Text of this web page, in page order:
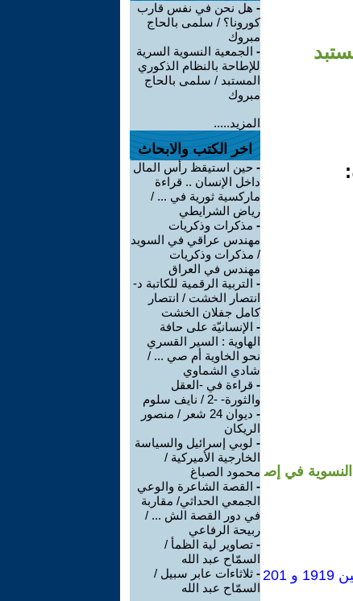
والاتحادات النسوية في إص
مئة عام من مركزية الجسد في الحراك النسوي المصري: تطور سؤال -الجسد- بين 1919 و 201
- هل نحن في نفس قارب
كورونا؟ / سلمى بالحاج
مبروك
- الجمعية النسوية السرية
للإطاحة بالنظام الذكوري
المستبد / سلمى بالحاج
مبروك
المزيد.....
اخر الكتب والابحاث
- حين استيقظ رأس المال
داخل الإنسان .. قراءة
ماركسية ثورية في ... /
رياض الشرايطي
- مذكرات وذكريات
مهندس عراقي في السويد
/ مذكرات وذكريات
مهندس في العراق
- التربية الرقمية للكاتبة د-
انتصار الخشت / انتصار
كامل جفلان الخشت
- الإنسانيّة على حافة
الهاوية : السير القسري
نحو الخاوية أم صي ... /
شادي الشماوي
- قراءة في -العقل
والثورة- -2 / نايف سلوم
-
ديوان 24 شعر / منصور
الريكان
- لوبي إسرائيل والسياسة
الخارجية الأميركية /
محمود الصباغ
- القصة الشاعرة والوعي
الجمعي الحداثي/ مقاربة
في دور القصة الش ... /
ربيحة الرفاعي
- تصاوير لية الظمأ /
السمّاح عبد الله
- ثلاثاءات عابر سبيل /
السمّاح عبد الله